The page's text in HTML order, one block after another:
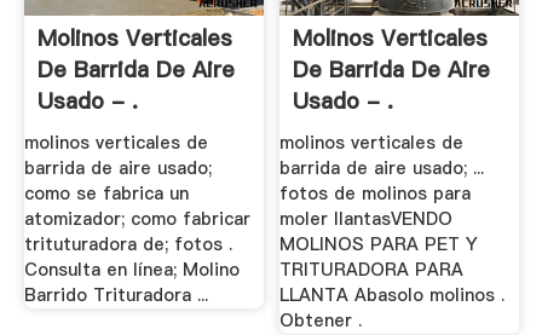
Molinos Verticales
De Barrida De Aire
Usado - .
molinos verticales de
barrida de aire usado;
como se fabrica un
atomizador; como fabricar
trituturadora de; fotos .
Consulta en línea; Molino
Barrido Trituradora ...
Molinos Verticales
De Barrida De Aire
Usado - .
molinos verticales de
barrida de aire usado; ...
fotos de molinos para
moler llantasVENDO
MOLINOS PARA PET Y
TRITURADORA PARA
LLANTA Abasolo molinos .
Obtener .